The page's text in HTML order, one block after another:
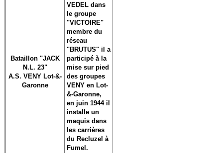
Bataillon "JACK
N.L. 23"
A.S. VENY Lot-&-
Garonne
VEDEL dans
le groupe
"VICTOIRE"
membre du
réseau
"BRUTUS" il a
participé à la
mise sur pied
des groupes
VENY en Lot-
&-Garonne,
en juin 1944 il
installe un
maquis dans
les carrières
du Recluzel à
Fumel.